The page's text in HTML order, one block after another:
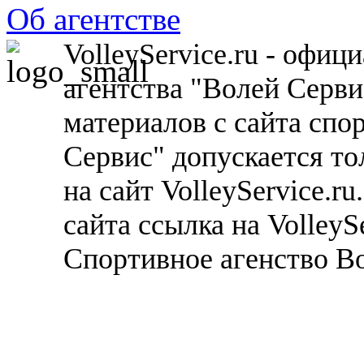
Об агентстве
VolleyService.ru -
агентства "Волей
материалов с сайта
Сервис" допускается
на сайт
сайта ссылка на
Спортивное агенство